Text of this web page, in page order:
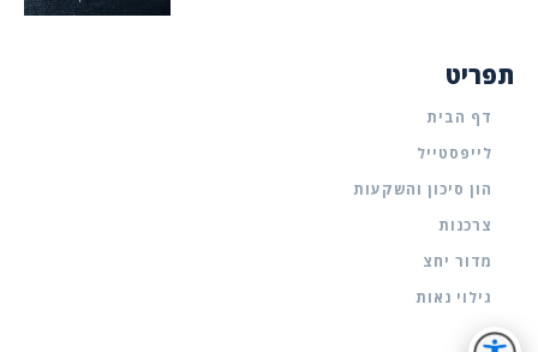
תפריט
דף הבית
לייפסטייל
הון סיכון והשקעות
צרכנות
מדור יחצ
גילוי נאות